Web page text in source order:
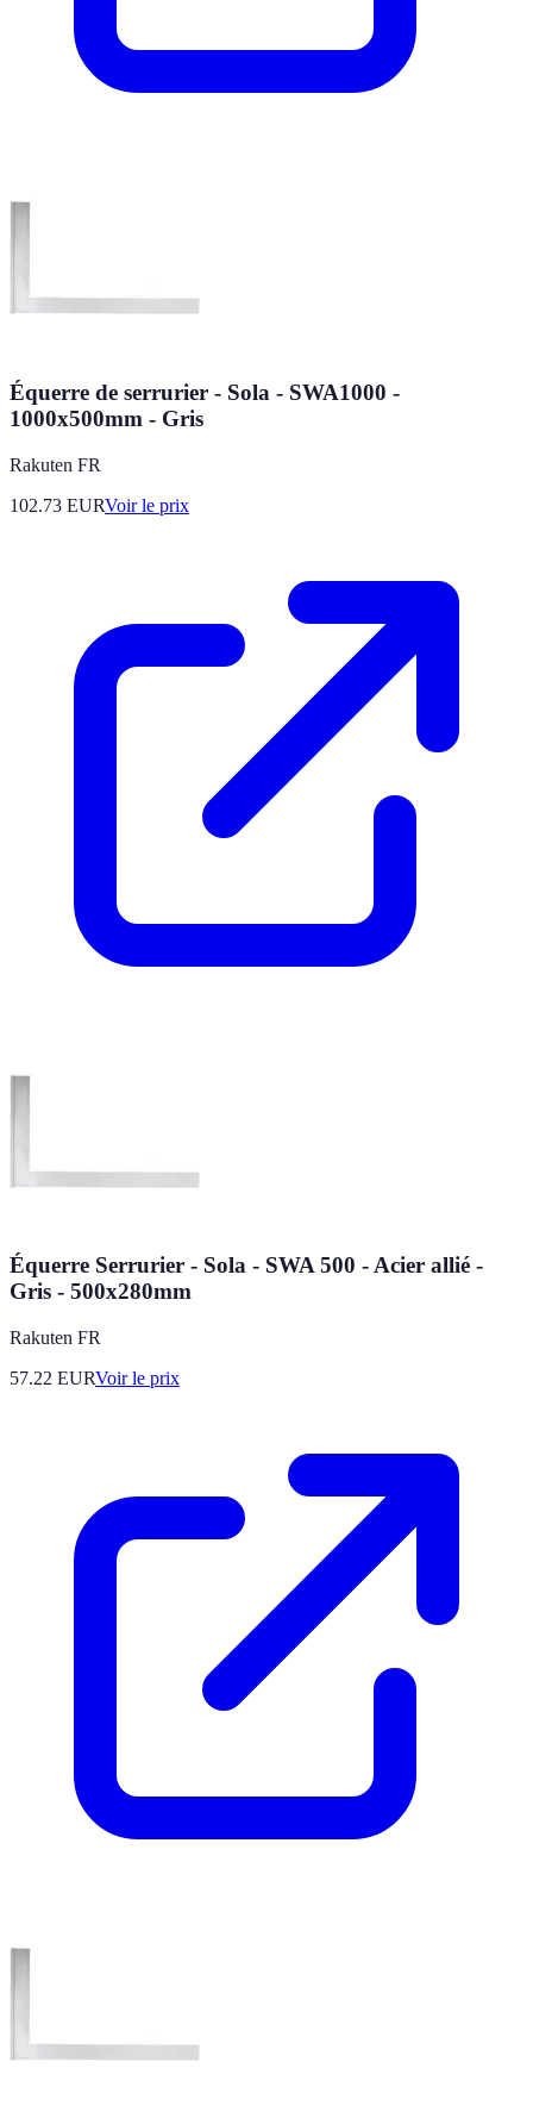
Équerre de serrurier - Sola - SWA1000 -
1000x500mm - Gris
Rakuten FR
102.73 EURVoir le prix
Équerre Serrurier - Sola - SWA 500 - Acier allié -
Gris - 500x280mm
Rakuten FR
57.22 EURVoir le prix